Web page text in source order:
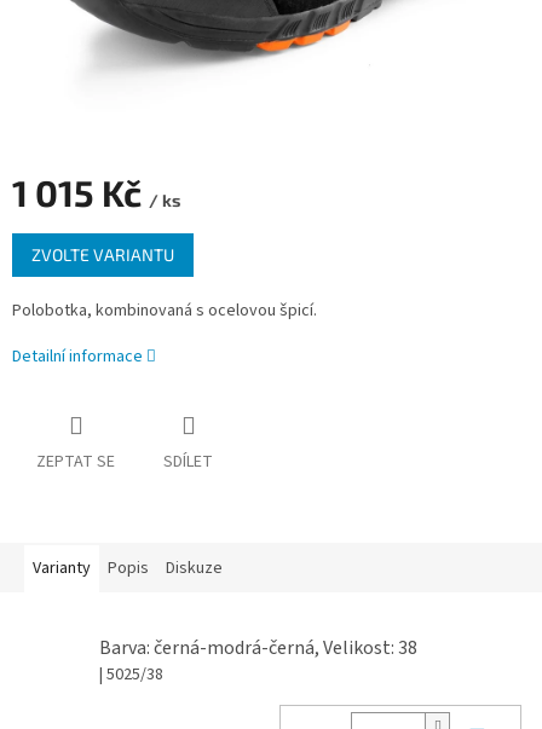
1 015 Kč / ks
Měrná
cena:
ZVOLTE VARIANTU
Polobotka, kombinovaná s ocelovou špicí.
Detailní informace
ZEPTAT SE SDÍLET
Varianty Popis Diskuze
Barva: černá-modrá-černá, Velikost: 38
| 5025/38